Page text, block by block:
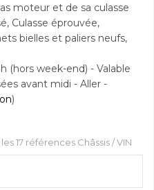
moteur et de sa culasse
Culasse éprouvée,
bielles et paliers neufs,
(hors week-end) - Valable
avant midi - Aller -
)
17 références Châssis / VIN